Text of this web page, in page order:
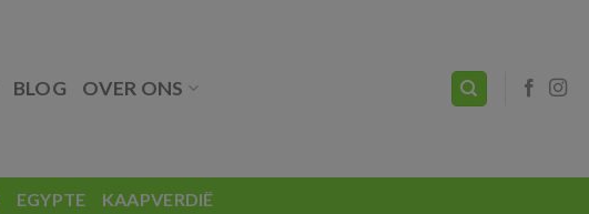
BLOG OVER ONS
EGYPTE KAAPVERDIË